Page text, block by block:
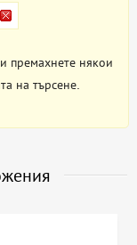
премахнете някои
на търсене.